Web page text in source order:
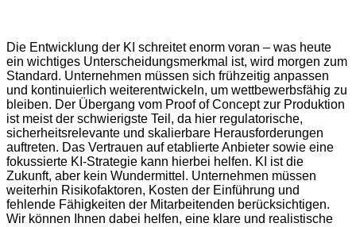
Die Entwicklung der KI schreitet enorm voran – was heute
ein wichtiges Unterscheidungsmerkmal ist, wird morgen zum
Standard. Unternehmen müssen sich frühzeitig anpassen
und kontinuierlich weiterentwickeln, um wettbewerbsfähig zu
bleiben. Der Übergang vom Proof of Concept zur Produktion
ist meist der schwierigste Teil, da hier regulatorische,
sicherheitsrelevante und skalierbare Herausforderungen
auftreten. Das Vertrauen auf etablierte Anbieter sowie eine
fokussierte KI-Strategie kann hierbei helfen. KI ist die
Zukunft, aber kein Wundermittel. Unternehmen müssen
weiterhin Risikofaktoren, Kosten der Einführung und
fehlende Fähigkeiten der Mitarbeitenden berücksichtigen.
Wir können Ihnen dabei helfen, eine klare und realistische